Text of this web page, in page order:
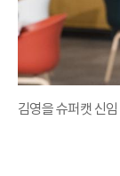
김영을 슈퍼캣 신